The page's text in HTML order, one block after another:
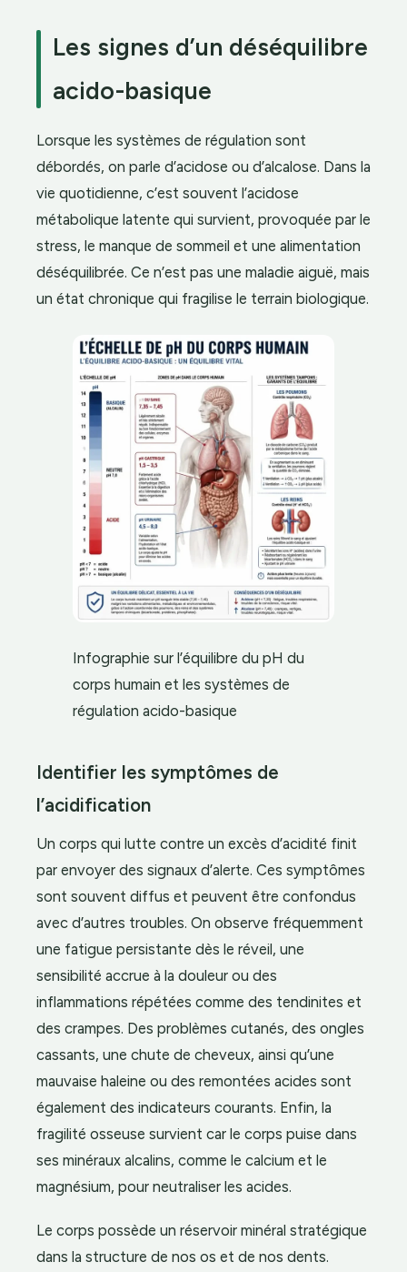
Les signes d’un déséquilibre
acido-basique
Lorsque les systèmes de régulation sont
débordés, on parle d’acidose ou d’alcalose. Dans la
vie quotidienne, c’est souvent l’acidose
métabolique latente qui survient, provoquée par le
stress, le manque de sommeil et une alimentation
déséquilibrée. Ce n’est pas une maladie aiguë, mais
un état chronique qui fragilise le terrain biologique.
Infographie sur l’équilibre du pH du
corps humain et les systèmes de
régulation acido-basique
Identifier les symptômes de
l’acidification
Un corps qui lutte contre un excès d’acidité finit
par envoyer des signaux d’alerte. Ces symptômes
sont souvent diffus et peuvent être confondus
avec d’autres troubles. On observe fréquemment
une fatigue persistante dès le réveil, une
sensibilité accrue à la douleur ou des
inflammations répétées comme des tendinites et
des crampes. Des problèmes cutanés, des ongles
cassants, une chute de cheveux, ainsi qu’une
mauvaise haleine ou des remontées acides sont
également des indicateurs courants. Enfin, la
fragilité osseuse survient car le corps puise dans
ses minéraux alcalins, comme le calcium et le
magnésium, pour neutraliser les acides.
Le corps possède un réservoir minéral stratégique
dans la structure de nos os et de nos dents.